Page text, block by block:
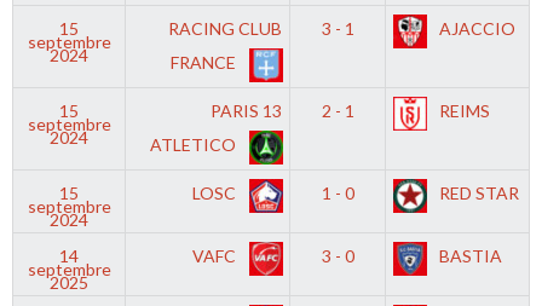
15
septembre
2024
RACING CLUB
FRANCE
3 - 1 AJACCIO
15
septembre
2024
PARIS 13
ATLETICO
2 - 1 REIMS
15
septembre
2024
LOSC 1 - 0 RED STAR
14
septembre
2025
VAFC 3 - 0 BASTIA